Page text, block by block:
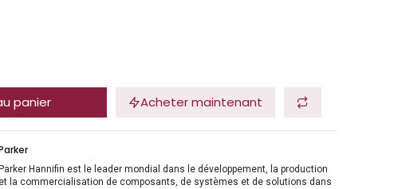
panier Acheter maintenant
Parker Hannifin est le leader mondial dans le développement, la production
et la commercialisation de composants, de systèmes et de solutions dans